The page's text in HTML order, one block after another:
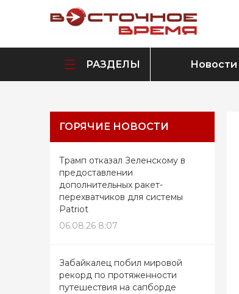
РАЗДЕЛЫ Новости
ГОРЯЧИЕ НОВОСТИ
Трамп отказал Зеленскому в
предоставлении
дополнительных ракет-
перехватчиков для системы
Patriot
06.08.26 8:07
Забайкалец побил мировой
рекорд по протяженности
путешествия на сапборде